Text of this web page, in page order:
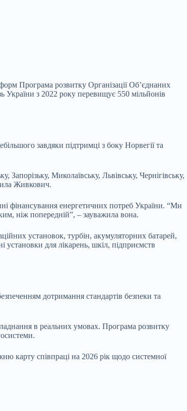
Програма розвитку Організації Об’єднаних
України з 2022 року перевищує 550 мільйонів
завдяки підтримці з боку Норвегії та
Миколаївську, Львівську, Чернігівську,
Живкович.
фінансування енергетичних потреб України. “Ми
ніж попередній”, – зауважила вона.
установок, турбін, акумуляторних батарей,
для лікарень, шкіл, підприємств
дотримання стандартів безпеки та
в реальних умовах. Програма розвитку
карту співпраці на 2026 рік щодо системної